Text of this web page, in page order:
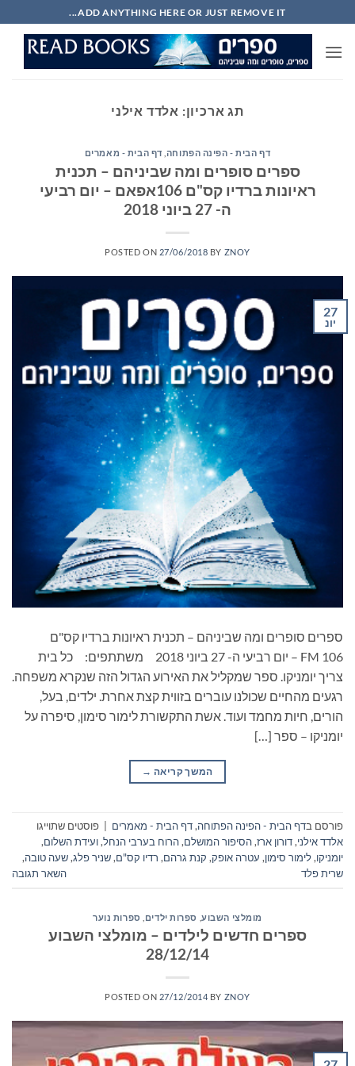
to
content
ADD ANYTHING HERE OR JUST REMOVE IT...
תג ארכיון: אלדד אילני
דף הבית - הפינה הפתוחה דף הבית - מאמרים
ספרים סופרים ומה שביניהם – תכנית
ראיונות ברדיו קס"ם 106אפאם – יום רביעי
ה- 27 ביוני 2018
POSTED ON 27/06/2018 BY ZNOY
27
יונ
ספרים סופרים ומה שביניהם – תכנית ראיונות ברדיו קס"ם
106 FM – יום רביעי ה- 27 ביוני 2018 משתתפים: כל בית
צריך יומניקו. ספר שמקליל את האירוע הגדול הזה שנקרא משפחה.
רגעים מהחיים שכולנו עוברים בזווית קצת אחרת. ילדים, בעל,
הורים, חיות מחמד ועוד. אשת התקשורת לימור סימון, סיפרה על
יומניקו – ספר […]
המשך קריאה →
פורסם בדף הבית - הפינה הפתוחה,דף הבית - מאמרים
פוסטים שתוייגו
אלדד אילני,דורון ארז,הסיפור המושלם,הרוח בערבי הנחל,ועידת השלום,
יומניקו,לימור סימון, עטרה אופק, קנת גרהם, רדיו קס"ם,שניר פלג,שעה טובה,
שרית פלד
השאר תגובה
מומלצי השבוע, ספרות ילדים ספרות נוער
ספרים חדשים לילדים – מומלצי השבוע
28/12/14
POSTED ON 27/12/2014 BY ZNOY